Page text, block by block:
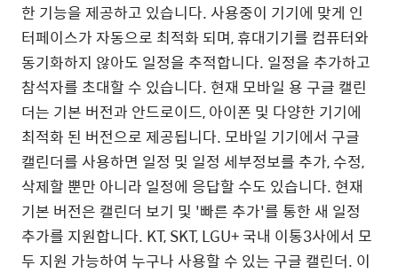
한 기능을 제공하고 있습니다. 사용중이 기기에 맞게 인
터페이스가 자동으로 최적화 되며, 휴대기기를 컴퓨터와
동기화하지 않아도 일정을 추적합니다. 일정을 추가하고
참석자를 초대할 수 있습니다. 현재 모바일 용 구글 캘린
더는 기본 버전과 안드로이드, 아이폰 및 다양한 기기에
최적화 된 버전으로 제공됩니다. 모바일 기기에서 구글
캘린더를 사용하면 일정 및 일정 세부정보를 추가, 수정,
삭제할 뿐만 아니라 일정에 응답할 수도 있습니다. 현재
기본 버전은 캘린더 보기 및 '빠른 추가'를 통한 새 일정
추가를 지원합니다. KT, SKT, LGU+ 국내 이통3사에서 모
두 지원 가능하여 누구나 사용할 수 있는 구글 캘린더. 이